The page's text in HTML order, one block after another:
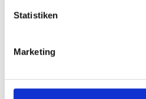
Statistiken
Marketing
SELECT